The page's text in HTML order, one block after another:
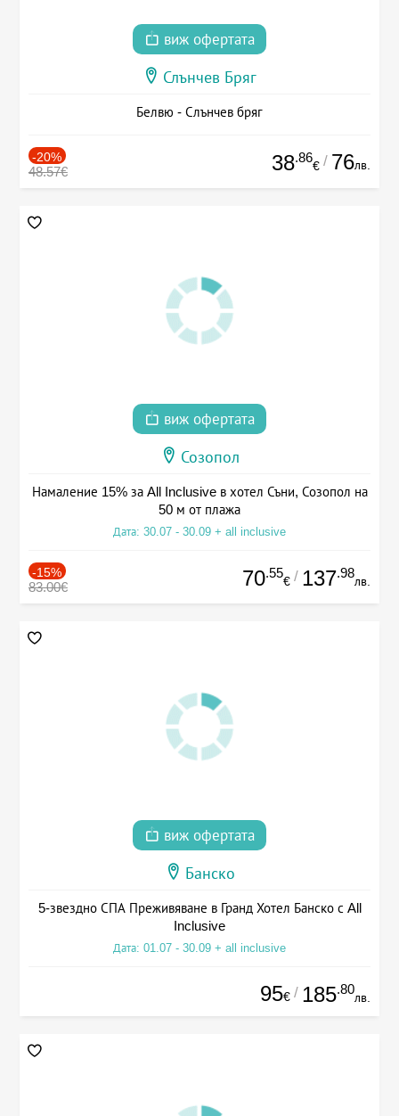
виж офертата
Слънчев Бряг
Белвю - Слънчев бряг
-20%
48.57€ 38.86
€ / 76лв.
виж офертата
Созопол
Намаление 15% за All Inclusive в хотел Съни, Созопол на
50 м от плажа
Дата: 30.07 - 30.09 + all inclusive
-15%
83.00€ 70.55
€ / 137.98
лв.
виж офертата
Банско
5-звездно СПА Преживяване в Гранд Хотел Банско с All
Inclusive
Дата: 01.07 - 30.09 + all inclusive
95€ / 185.80
лв.